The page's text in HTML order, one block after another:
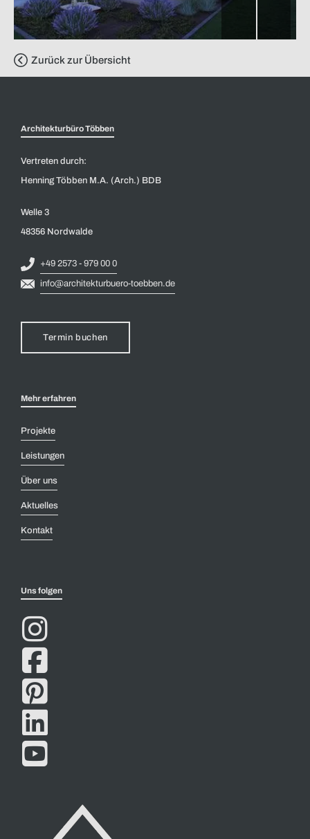
Zurück zur Übersicht
Architekturbüro Többen
Vertreten durch:
Henning Többen M.A. (Arch.) BDB
Welle 3
48356 Nordwalde
+49 2573 - 979 00 0
info@architekturbuero-toebben.de
Termin buchen
Mehr erfahren
Projekte
Leistungen
Über uns
Aktuelles
Kontakt
Uns folgen




